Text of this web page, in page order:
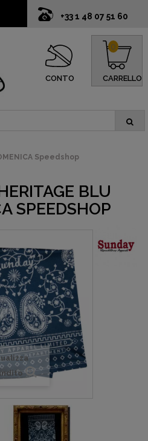
+33 1 48 07 51 60
CONTO CARRELLO
0
Speedshop
BLU
SPEEDSHOP